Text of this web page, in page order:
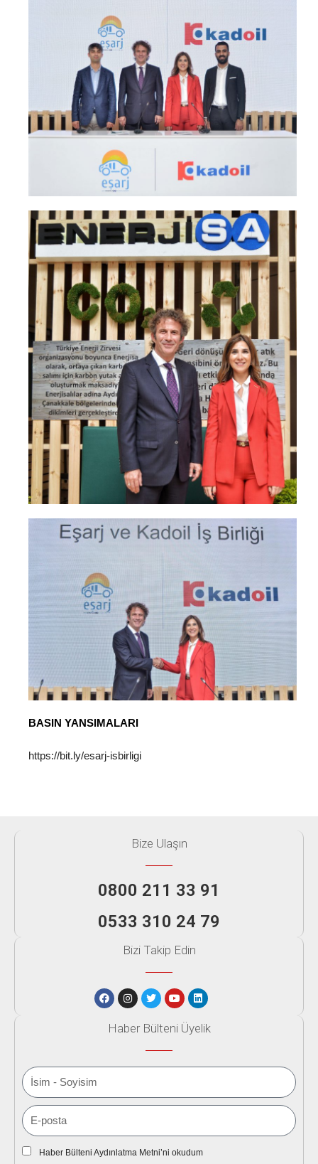
BASIN YANSIMALARI
https://bit.ly/esarj-isbirligi
Bize Ulaşın
0800 211 33 91
0533 310 24 79
Bizi Takip Edin
Haber Bülteni Üyelik
Haber Bülteni Aydınlatma Metni’ni okudum